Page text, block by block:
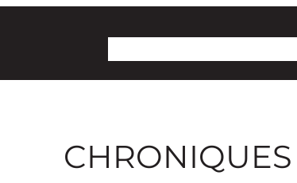
CHRONIQUES